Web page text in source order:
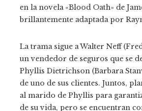
en la novela «Blood Oath» de
brillantemente adaptada por
La trama sigue a Walter Neff
un vendedor de seguros que se
Phyllis Dietrichson (Barbara
de uno de sus clientes. Juntos,
al marido de Phyllis para
de su vida, pero se encuentran